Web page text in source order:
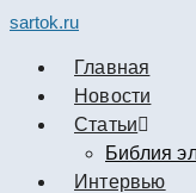
sartok.ru
Главная
Новости
Cтатьи
Библия
Интервью